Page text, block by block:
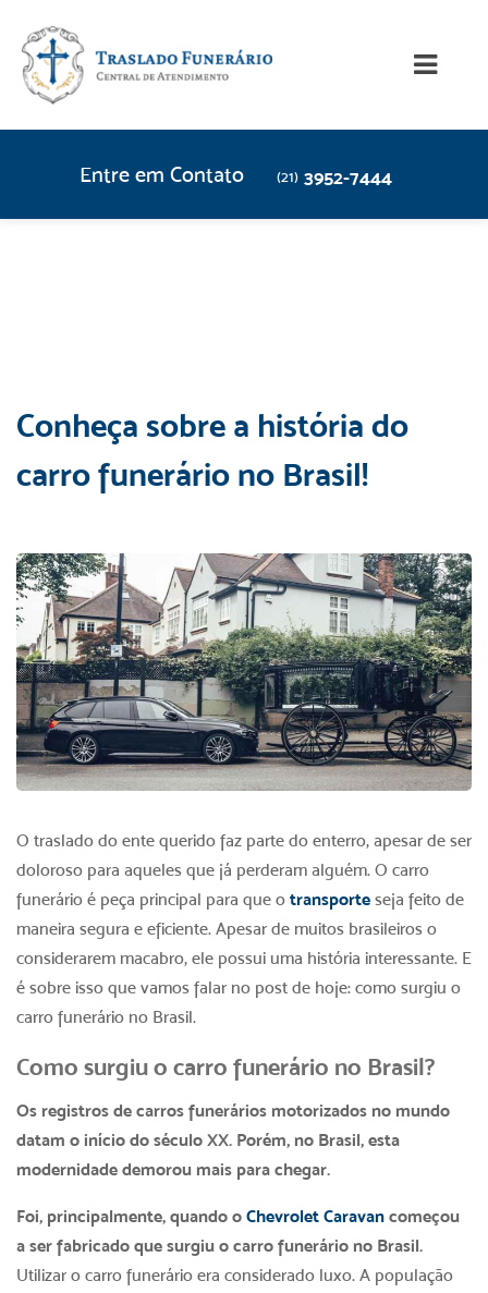
Entre em Contato (21) 3952-7444
Conheça sobre a história do
carro funerário no Brasil!
O traslado do ente querido faz parte do enterro, apesar de ser
doloroso para aqueles que já perderam alguém. O carro
funerário é peça principal para que o transporte seja feito de
maneira segura e eficiente. Apesar de muitos brasileiros o
considerarem macabro, ele possui uma história interessante. E
é sobre isso que vamos falar no post de hoje: como surgiu o
carro funerário no Brasil.
Como surgiu o carro funerário no Brasil?
Os registros de carros funerários motorizados no mundo
datam o início do século XX. Porém, no Brasil, esta
modernidade demorou mais para chegar.
Foi, principalmente, quando o Chevrolet Caravan começou
a ser fabricado que surgiu o carro funerário no Brasil.
Utilizar o carro funerário era considerado luxo. A população